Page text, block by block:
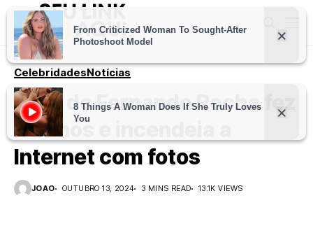
CelebridadesNotícias
Filha de Fernando Rocha fez
20 anos e incendeia a
Internet com fotos
JOAO OUTUBRO 13, 2024 3 MINS READ 13.1K VIEWS